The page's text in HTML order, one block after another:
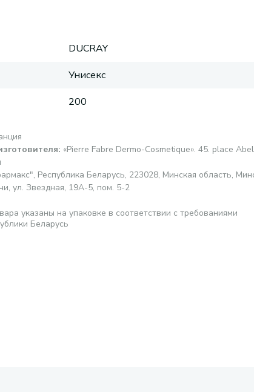
DUCRAY
Унисекс
200
: «Pierre Fabre Dermo-Cosmetique». 45. place
Республика Беларусь, 223028, Минская область,
ул. Звездная, 19А-5, пом. 5-2
указаны на упаковке в соответствии с требованиями
Беларусь